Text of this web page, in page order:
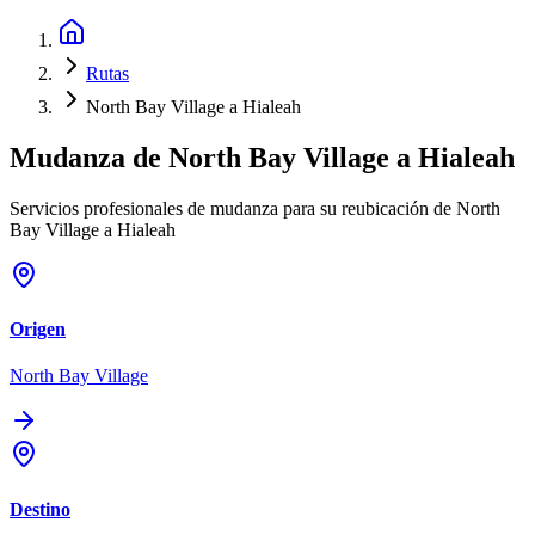
Rutas
North Bay Village a Hialeah
Mudanza de North Bay Village a Hialeah
Servicios profesionales de mudanza para su reubicación de North
Bay Village a Hialeah
Origen
North Bay Village
Destino